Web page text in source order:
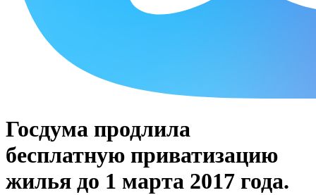
Госдума продлила
бесплатную приватизацию
жилья до 1 марта 2017 года.